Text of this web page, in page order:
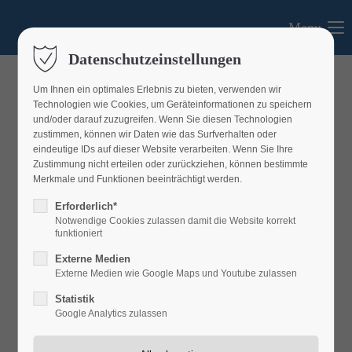
Login
Passwort
Register|Lost your password?
Support
Menu
Projektförderung
Datenschutzeinstellungen
Um Ihnen ein optimales Erlebnis zu bieten, verwenden wir
Technologien wie Cookies, um Geräteinformationen zu speichern
und/oder darauf zuzugreifen. Wenn Sie diesen Technologien
zustimmen, können wir Daten wie das Surfverhalten oder
eindeutige IDs auf dieser Website verarbeiten. Wenn Sie Ihre
Zustimmung nicht erteilen oder zurückziehen, können bestimmte
Merkmale und Funktionen beeinträchtigt werden.
Erforderlich*
Notwendige Cookies zulassen damit die Website korrekt
funktioniert
Externe Medien
Externe Medien wie Google Maps und Youtube zulassen
Statistik
Google Analytics zulassen